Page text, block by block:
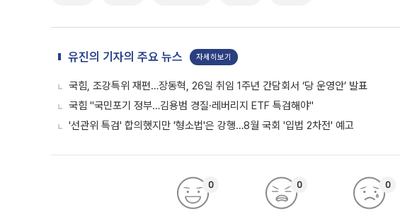
유진의 기자의 주요 뉴스 자세히보기
국힘, 조강특위 재편…장동혁, 26일 취임 1주년 간담회서 ‘당 운영안’ 발표
국힘 "국민포기 정부…김용범 경질·레버리지 ETF 특검해야"
'선관위 특검' 합의했지만 '형소법'은 강행…8월 국회 '입법 2차전' 예고
0 0 0